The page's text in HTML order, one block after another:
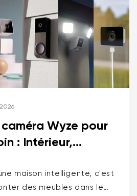
Wyze pour
: Intérieur,
d...
maison intelligente, c'est
des meubles dans le